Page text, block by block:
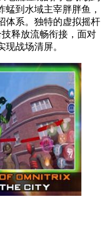
到水域主宰胖胖鱼，
体系。独特的虚拟摇杆
释放流畅衔接，面对
战场清屏。